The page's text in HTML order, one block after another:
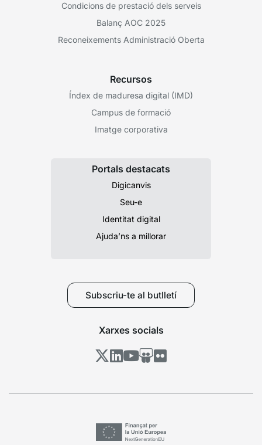
Condicions de prestació dels serveis
Balanç AOC 2025
Reconeixements Administració Oberta
Recursos
Índex de maduresa digital (IMD)
Campus de formació
Imatge corporativa
Portals destacats
Digicanvis
Seu-e
Identitat digital
Ajuda’ns a millorar
Subscriu-te al butlletí
Xarxes socials